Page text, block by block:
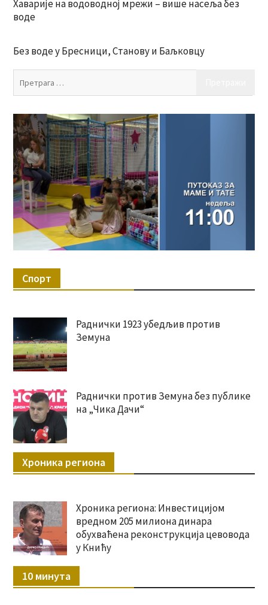
Хаварије на водоводној мрежи – више насеља без
воде
Без воде у Бресници, Станову и Баљковцу
Спорт
Раднички 1923 убедљив против
Земуна
Раднички против Земуна без публике
на „Чика Дачи“
Хроника региона
Хроника региона: Инвестицијом
вредном 205 милиона динара
обухваћена реконструкција цевовода
у Книћу
10 минута